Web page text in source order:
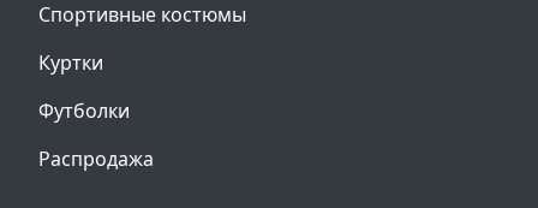
Спортивные костюмы
Куртки
Футболки
Распродажа